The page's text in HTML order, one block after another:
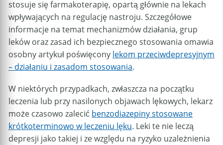
stosuje się farmakoterapię, opartą głównie na lekach
wpływających na regulację nastroju. Szczegółowe
informacje na temat mechanizmów działania, grup
leków oraz zasad ich bezpiecznego stosowania omawia
osobny artykuł poświęcony lekom przeciwdepresyjnym
– działaniu i zasadom stosowania.
W niektórych przypadkach, zwłaszcza na początku
leczenia lub przy nasilonych objawach lękowych, lekarz
może czasowo zalecić benzodiazepiny stosowane
krótkoterminowo w leczeniu lęku. Leki te nie leczą
depresji jako takiej i ze względu na ryzyko uzależnienia